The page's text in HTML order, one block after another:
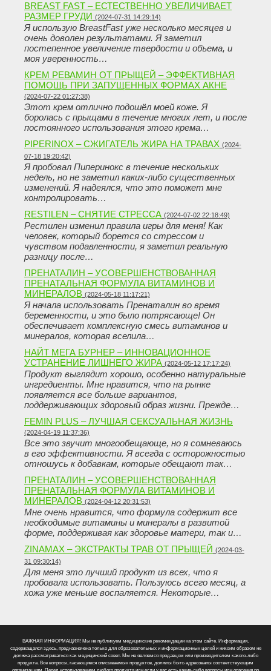
BREAST FAST – ЕСТЕСТВЕННО УВЕЛИЧИВАЕТ
РАЗМЕР ГРУДИ (2024-07-31 14:29:14)
Я использую BreastFast уже несколько месяцев и
очень доволен результатами. Я заметил
постепенное увеличение твердости и объема, и
моя уверенность…
КРЕМ РЕВАМИН ОТ ПРЫЩЕЙ – ЭФФЕКТИВНАЯ
ПОМОЩЬ ПРИ ЗАПУЩЕННЫХ ФОРМАХ АКНЕ
(2024-07-22 01:27:38)
Этот крем отлично подошёл моей коже. Я
боролась с прыщами в течение многих лет, и после
постоянного использования этого крема…
PIPERINOX – СЖИГАТЕЛЬ ЖИРА НА ТРАВАХ (2024-
07-18 19:20:42)
Я пробовал Пиперинокс в течение нескольких
недель, но не заметил каких-либо существенных
изменений. Я надеялся, что это поможет мне
контролировать…
RESTILEN – СНЯТИЕ СТРЕССА (2024-07-02 22:18:49)
Рестилен изменил правила игры для меня! Как
человек, который борется со стрессом и
чувством подавленности, я заметил реальную
разницу после…
ПРЕНАТАЛИН – УСОВЕРШЕНСТВОВАННАЯ
ПРЕНАТАЛЬНАЯ ФОРМУЛА ВИТАМИНОВ И
МИНЕРАЛОВ (2024-05-18 11:17:21)
Я начала использовать Пренаталин во время
беременности, и это было потрясающе! Он
обеспечивает комплексную смесь витаминов и
минералов, которая вселила…
НАЙТ МЕГА БУРНЕР – ИННОВАЦИОННОЕ
УСТРАНЕНИЕ ЛИШНЕГО ЖИРА (2024-05-12 17:17:24)
Продукт выглядит хорошо, особенно натуральные
ингредиенты. Мне нравится, что на рынке
появляется все больше вариантов,
поддерживающих здоровый образ жизни. Прежде…
FEMIN PLUS – ЛУЧШАЯ СЕКСУАЛЬНАЯ ЖИЗНЬ
(2024-04-19 11:37:36)
Все это звучит многообещающе, но я сомневаюсь
в его эффективности. Я всегда с осторожностью
отношусь к добавкам, которые обещают так…
ПРЕНАТАЛИН – УСОВЕРШЕНСТВОВАННАЯ
ПРЕНАТАЛЬНАЯ ФОРМУЛА ВИТАМИНОВ И
МИНЕРАЛОВ (2024-04-12 20:31:53)
Мне очень нравится, что формула содержит все
необходимые витамины и минералы в развитой
форме, поддерживая как здоровье матери, так и…
ZINAMAX – ЭКСТРАКТЫ ТРАВ ОТ ПРЫЩЕЙ (2024-03-
31 09:30:14)
Для меня это лучший продукт из всех, что я
пробовала использовать. Пользуюсь всего месяц, а
кожа уже меньше воспаляется. Некоторые…
ВАЖНАЯ ИНФОРМАЦИЯ! Мы не публикуем медицинские рекомендации на этом сайте. Информация,
содержащаяся здесь, предназначена только для образовательных и информационных целей и никоим образом не
должна рассматриваться как медицинский совет. Мы не являемся продавцом или производителем какого-либо
продукта. Все вопросы, касающиеся описываемых продуктов, должны быть адресованы соответствующим